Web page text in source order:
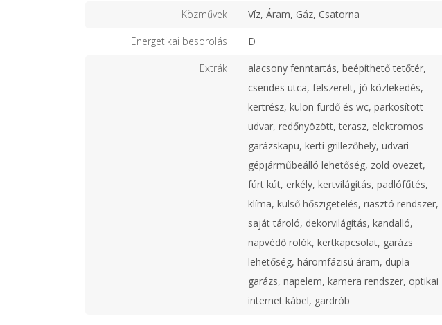
Közművek Víz, Áram, Gáz, Csatorna
Energetikai besorolás D
Extrák
alacsony fenntartás, beépíthető tetőtér,
csendes utca, felszerelt, jó közlekedés,
kertrész, külön fürdő és wc, parkosított
udvar, redőnyözött, terasz, elektromos
garázskapu, kerti grillezőhely, udvari
gépjárműbeálló lehetőség, zöld övezet,
fúrt kút, erkély, kertvilágítás, padlófűtés,
klíma, külső hőszigetelés, riasztó rendszer,
saját tároló, dekorvilágítás, kandalló,
napvédő rolók, kertkapcsolat, garázs
lehetőség, háromfázisú áram, dupla
garázs, napelem, kamera rendszer, optikai
internet kábel, gardrób